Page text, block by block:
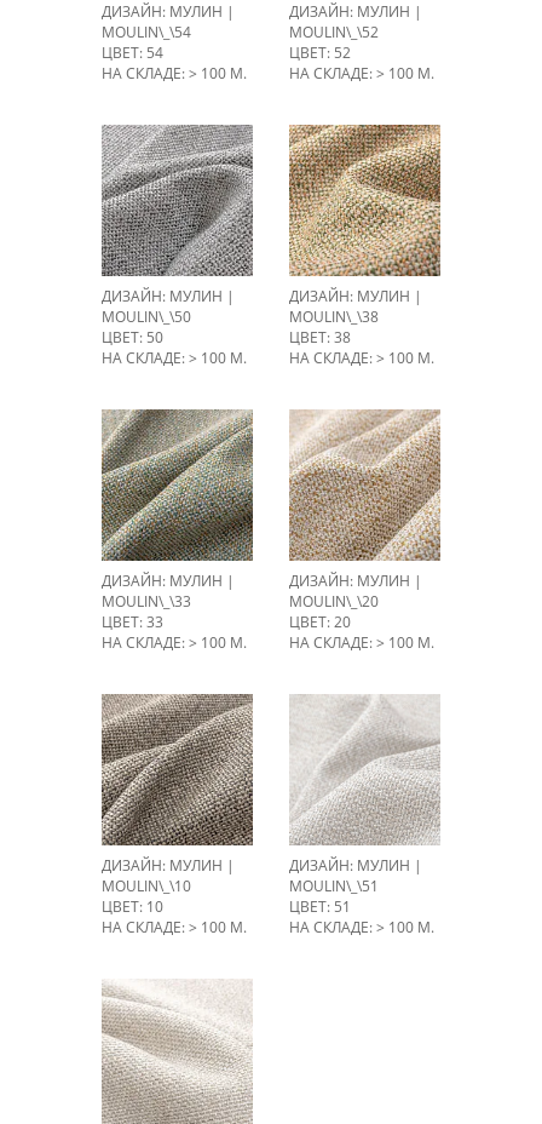
ДИЗАЙН: МУЛИН |
MOULIN\_\54
ЦВЕТ: 54
НА СКЛАДЕ: > 100 М.
ДИЗАЙН: МУЛИН |
MOULIN\_\52
ЦВЕТ: 52
НА СКЛАДЕ: > 100 М.
ДИЗАЙН: МУЛИН |
MOULIN\_\50
ЦВЕТ: 50
НА СКЛАДЕ: > 100 М.
ДИЗАЙН: МУЛИН |
MOULIN\_\38
ЦВЕТ: 38
НА СКЛАДЕ: > 100 М.
ДИЗАЙН: МУЛИН |
MOULIN\_\33
ЦВЕТ: 33
НА СКЛАДЕ: > 100 М.
ДИЗАЙН: МУЛИН |
MOULIN\_\20
ЦВЕТ: 20
НА СКЛАДЕ: > 100 М.
ДИЗАЙН: МУЛИН |
MOULIN\_\10
ЦВЕТ: 10
НА СКЛАДЕ: > 100 М.
ДИЗАЙН: МУЛИН |
MOULIN\_\51
ЦВЕТ: 51
НА СКЛАДЕ: > 100 М.